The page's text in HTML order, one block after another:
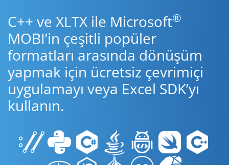
C++ ve XLTX ile Microsoft®
MOBI’in çeşitli popüler
formatları arasında dönüşüm
yapmak için ücretsiz çevrimiçi
uygulamayı veya Excel SDK’yı
kullanın.